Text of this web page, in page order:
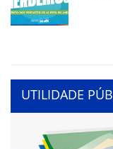
UTILIDADE